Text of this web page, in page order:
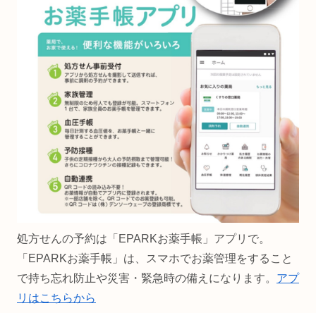
処方せんの予約は「EPARKお薬手帳」アプリで。
「EPARKお薬手帳」は、スマホでお薬管理をすること
で持ち忘れ防止や災害・緊急時の備えになります。 アプ
リはこちらから